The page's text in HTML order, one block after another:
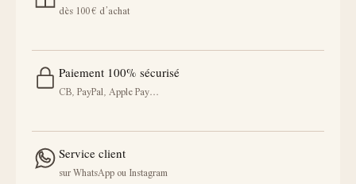
dès 100 € d’achat
Paiement 100% sécurisé
CB, PayPal, Apple Pay…
Service client
sur WhatsApp ou Instagram